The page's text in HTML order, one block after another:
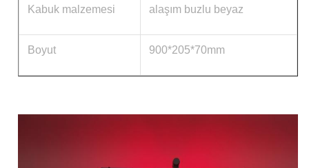
Kabuk malzemesi alaşım buzlu beyaz
Boyut 900*205*70mm